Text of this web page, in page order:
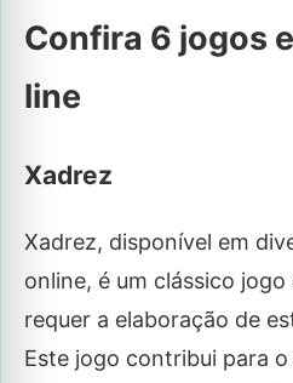
Confira 6 jogos
line
Xadrez
Xadrez, disponível em
online, é um clássico
requer a elaboração de
Este jogo contribui para